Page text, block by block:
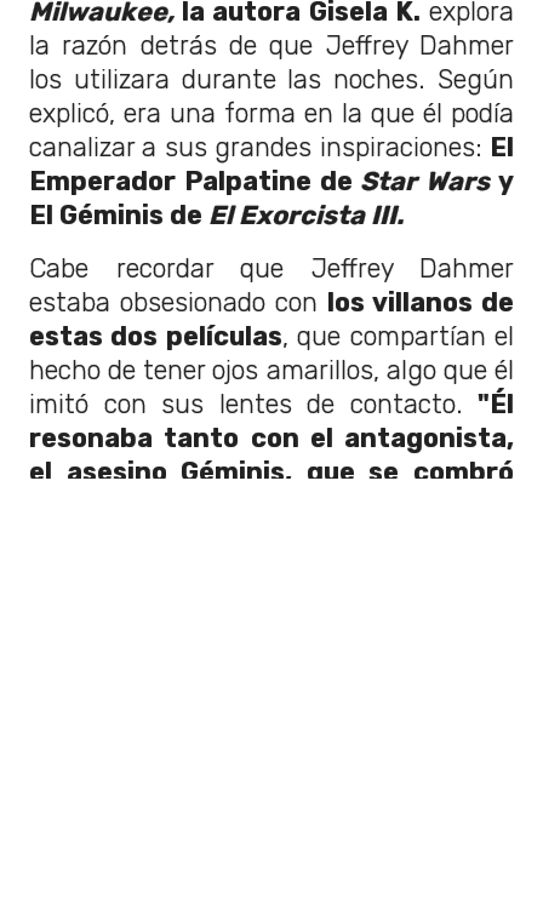
Milwaukee, la autora Gisela K. explora
la razón detrás de que Jeffrey Dahmer
los utilizara durante las noches. Según
explicó, era una forma en la que él podía
canalizar a sus grandes inspiraciones: El
Emperador Palpatine de Star Warsy
El Géminis de El Exorcista III.
Cabe recordar que Jeffrey Dahmer
estaba obsesionado con los villanos de
estas dos películas, que compartían el
hecho de tener ojos amarillos, algo que él
imitó con sus lentes de contacto. "Él
resonaba tanto con el antagonista,
el asesino Géminis, que se combró